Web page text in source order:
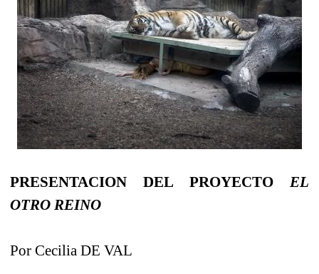
PRESENTACION DEL PROYECTO EL
OTRO REINO
Por Cecilia DE VAL